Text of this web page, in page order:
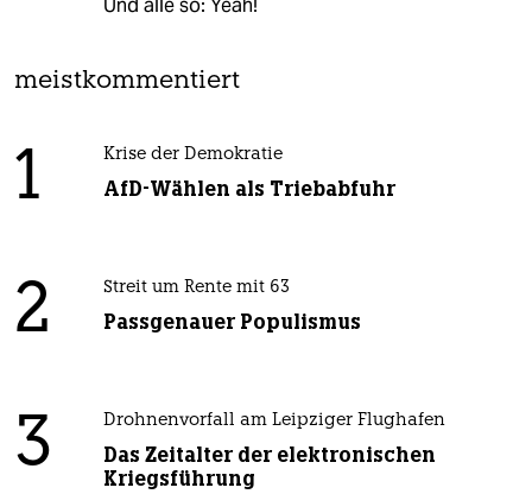
Und alle so: Yeah!
meistkommentiert
1 Krise der Demokratie
AfD-Wählen als Triebabfuhr
2 Streit um Rente mit 63
Passgenauer Populismus
3 Drohnenvorfall am Leipziger Flughafen
Das Zeitalter der elektronischen
Kriegsführung